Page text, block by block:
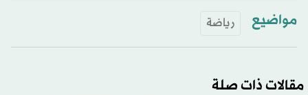
مواضيع رياضة
مقالات ذات صلة